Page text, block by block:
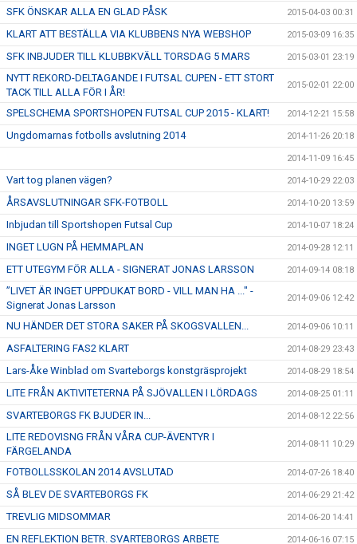
SFK ÖNSKAR ALLA EN GLAD PÅSK 2015-04-03 00:31
KLART ATT BESTÄLLA VIA KLUBBENS NYA WEBSHOP 2015-03-09 16:35
SFK INBJUDER TILL KLUBBKVÄLL TORSDAG 5 MARS 2015-03-01 23:19
NYTT REKORD-DELTAGANDE I FUTSAL CUPEN - ETT STORT
TACK TILL ALLA FÖR I ÅR!
2015-02-01 22:00
SPELSCHEMA SPORTSHOPEN FUTSAL CUP 2015 - KLART! 2014-12-21 15:58
Ungdomarnas fotbolls avslutning 2014 2014-11-26 20:18
2014-11-09 16:45
Vart tog planen vägen? 2014-10-29 22:03
ÅRSAVSLUTNINGAR SFK-FOTBOLL 2014-10-20 13:59
Inbjudan till Sportshopen Futsal Cup 2014-10-07 18:24
INGET LUGN PÅ HEMMAPLAN 2014-09-28 12:11
ETT UTEGYM FÖR ALLA - SIGNERAT JONAS LARSSON 2014-09-14 08:18
”LIVET ÄR INGET UPPDUKAT BORD - VILL MAN HA ..." -
Signerat Jonas Larsson
2014-09-06 12:42
NU HÄNDER DET STORA SAKER PÅ SKOGSVALLEN... 2014-09-06 10:11
ASFALTERING FAS2 KLART 2014-08-29 23:43
Lars-Åke Winblad om Svarteborgs konstgräsprojekt 2014-08-29 18:54
LITE FRÅN AKTIVITETERNA PÅ SJÖVALLEN I LÖRDAGS 2014-08-25 01:11
SVARTEBORGS FK BJUDER IN... 2014-08-12 22:56
LITE REDOVISNG FRÅN VÅRA CUP-ÄVENTYR I
FÄRGELANDA
2014-08-11 10:29
FOTBOLLSSKOLAN 2014 AVSLUTAD 2014-07-26 18:40
SÅ BLEV DE SVARTEBORGS FK 2014-06-29 21:42
TREVLIG MIDSOMMAR 2014-06-20 14:41
EN REFLEKTION BETR. SVARTEBORGS ARBETE 2014-06-16 07:15